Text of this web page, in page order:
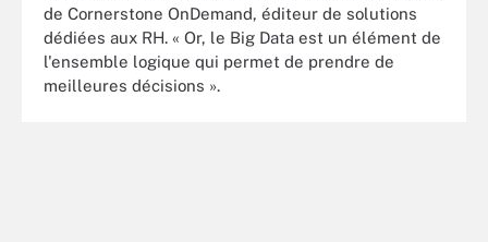
de Cornerstone OnDemand, éditeur de solutions
dédiées aux RH. « Or, le Big Data est un élément de
l'ensemble logique qui permet de prendre de
meilleures décisions ».